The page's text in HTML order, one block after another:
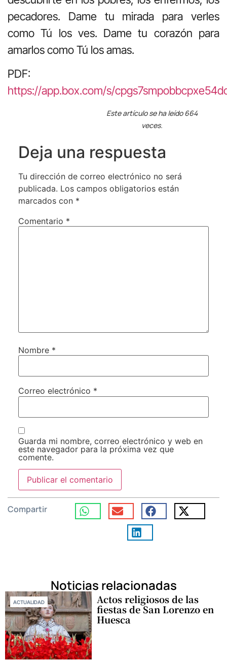
pecadores. Dame tu mirada para verles
como Tú los ves. Dame tu corazón para
amarlos como Tú los amas.
PDF:
https://app.box.com/s/
Este artículo se ha leído 664
veces.
Deja una respuesta
Tu dirección de correo electrónico no será
publicada. Los campos obligatorios están
marcados con *
Comentario *
Nombre *
Correo electrónico *
Guarda mi nombre, correo electrónico y web en
este navegador para la próxima vez que
comente.
Compartir
Noticias relacionadas
ACTUALIDAD Actos religiosos de las
fiestas de San Lorenzo en
Huesca